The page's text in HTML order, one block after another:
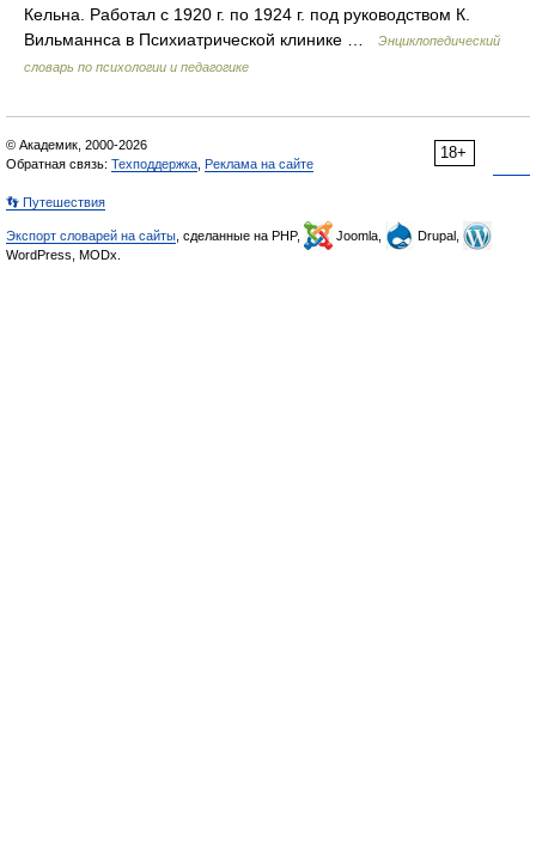
Кельна. Работал с 1920 г. по 1924 г. под руководством К.
Вильманнса в Психиатрической клинике …
Энциклопедический
словарь по психологии и педагогике
18+
© Академик, 2000-2026
Обратная связь: Техподдержка Реклама на сайте
👣 Путешествия
Экспорт словарей на сайты , сделанные на PHP, Joomla,
Drupal,
WordPress, MODx.